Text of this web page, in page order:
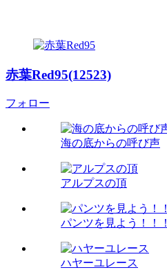
赤葉Red95(12523)
フォロー
海の底からの呼び声
アルプスの頂
パンツを見よう！！！
ハヤーユレース